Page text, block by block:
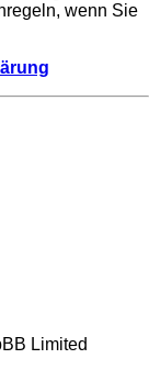
wenn Sie
Limited